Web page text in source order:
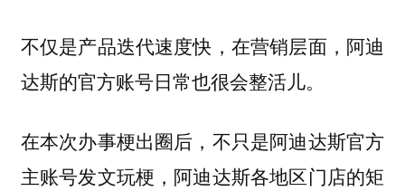
不仅是产品迭代速度快，在营销层面，阿迪
达斯的官方账号日常也很会整活儿。
在本次办事梗出圈后，不只是阿迪达斯官方
主账号发文玩梗，阿迪达斯各地区门店的矩